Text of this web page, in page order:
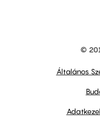
©
Általános